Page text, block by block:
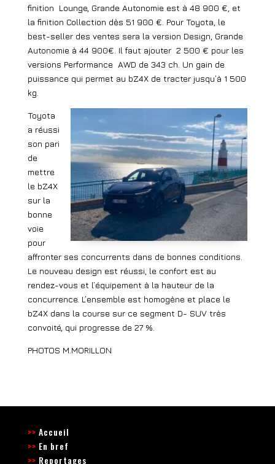
finition Lounge, Grande Autonomie est à 48 900 €, et
la finition Collection dès 51 900 €. Pour Toyota, le
best-seller des ventes sera la version Design, Grande
Autonomie à 44 900€. Il faut ajouter 2 500 € pour les
versions Performance AWD de 343 ch. Un gain de
puissance qui permet au bZ4X de tracter jusqu’à 1 500
kg.
Toyota
a réussi
son pari
de
mettre
le bZ4X
sur la
bonne
voie
pour
affronter ses concurrents dans de bonnes conditions.
Le nouveau design est réussi, le confort est au
rendez-vous et l’équipement à la hauteur de la
concurrence. L’ensemble est homogène et place le
bZ4X dans la course sur ce segment D- SUV très
convoité, qui progresse de 27 %.
PHOTOS M.MORILLON
>> Accueil
>> En bref
>> Reportages